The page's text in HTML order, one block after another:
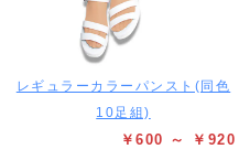
レギュラーカラーパンスト(同色
10足組)
￥600 ～ ￥920